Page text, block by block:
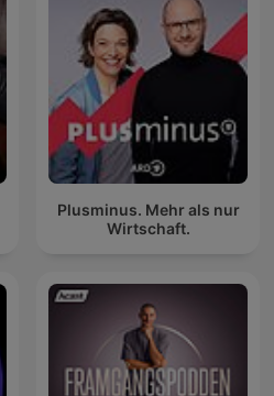
Plusminus. Mehr als nur
Wirtschaft.